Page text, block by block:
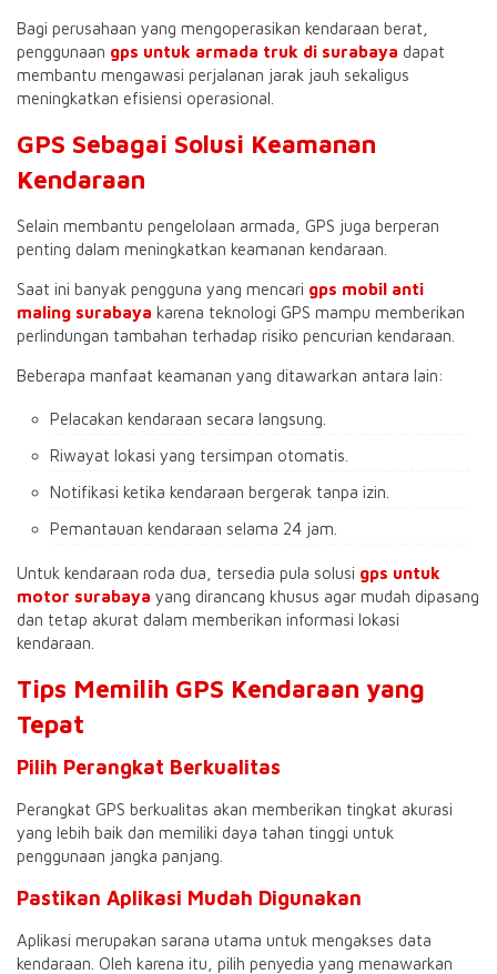
Bagi perusahaan yang mengoperasikan kendaraan berat,
penggunaan gps untuk armada truk di surabaya dapat
membantu mengawasi perjalanan jarak jauh sekaligus
meningkatkan efisiensi operasional.
GPS Sebagai Solusi Keamanan
Kendaraan
Selain membantu pengelolaan armada, GPS juga berperan
penting dalam meningkatkan keamanan kendaraan.
Saat ini banyak pengguna yang mencari gps mobil anti
maling surabaya karena teknologi GPS mampu memberikan
perlindungan tambahan terhadap risiko pencurian kendaraan.
Beberapa manfaat keamanan yang ditawarkan antara lain:
Pelacakan kendaraan secara langsung.
Riwayat lokasi yang tersimpan otomatis.
Notifikasi ketika kendaraan bergerak tanpa izin.
Pemantauan kendaraan selama 24 jam.
Untuk kendaraan roda dua, tersedia pula solusi gps untuk
motor surabaya yang dirancang khusus agar mudah dipasang
dan tetap akurat dalam memberikan informasi lokasi
kendaraan.
Tips Memilih GPS Kendaraan yang
Tepat
Pilih Perangkat Berkualitas
Perangkat GPS berkualitas akan memberikan tingkat akurasi
yang lebih baik dan memiliki daya tahan tinggi untuk
penggunaan jangka panjang.
Pastikan Aplikasi Mudah Digunakan
Aplikasi merupakan sarana utama untuk mengakses data
kendaraan. Oleh karena itu, pilih penyedia yang menawarkan